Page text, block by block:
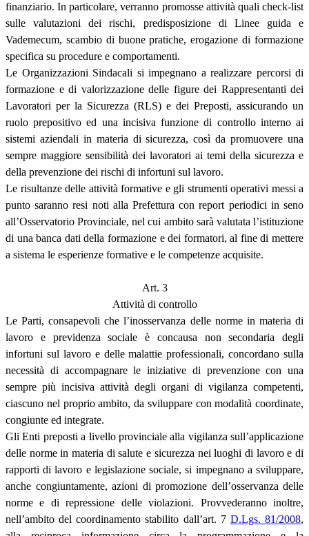
finanziario. In particolare, verranno promosse attività quali check-list
sulle valutazioni dei rischi, predisposizione di Linee guida e
Vademecum, scambio di buone pratiche, erogazione di formazione
specifica su procedure e comportamenti.
Le Organizzazioni Sindacali si impegnano a realizzare percorsi di
formazione e di valorizzazione delle figure dei Rappresentanti dei
Lavoratori per la Sicurezza (RLS) e dei Preposti, assicurando un
ruolo prepositivo ed una incisiva funzione di controllo interno ai
sistemi aziendali in materia di sicurezza, così da promuovere una
sempre maggiore sensibilità dei lavoratori ai temi della sicurezza e
della prevenzione dei rischi di infortuni sul lavoro.
Le risultanze delle attività formative e gli strumenti operativi messi a
punto saranno resi noti alla Prefettura con report periodici in seno
all’Osservatorio Provinciale, nel cui ambito sarà valutata l’istituzione
di una banca dati della formazione e dei formatori, al fine di mettere
a sistema le esperienze formative e le competenze acquisite.
Art. 3
Attività di controllo
Le Parti, consapevoli che l’inosservanza delle norme in materia di
lavoro e previdenza sociale è concausa non secondaria degli
infortuni sul lavoro e delle malattie professionali, concordano sulla
necessità di accompagnare le iniziative di prevenzione con una
sempre più incisiva attività degli organi di vigilanza competenti,
ciascuno nel proprio ambito, da sviluppare con modalità coordinate,
congiunte ed integrate.
Gli Enti preposti a livello provinciale alla vigilanza sull’applicazione
delle norme in materia di salute e sicurezza nei luoghi di lavoro e di
rapporti di lavoro e legislazione sociale, si impegnano a sviluppare,
anche congiuntamente, azioni di promozione dell’osservanza delle
norme e di repressione delle violazioni. Provvederanno inoltre,
nell’ambito del coordinamento stabilito dall’art. 7 D.Lgs. 81/2008,